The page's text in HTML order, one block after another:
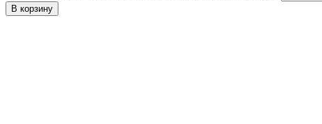
В корзину